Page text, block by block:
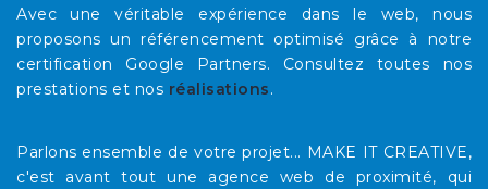
Avec une véritable expérience dans le web, nous
proposons un référencement optimisé grâce à notre
certification Google Partners. Consultez toutes nos
prestations et nos réalisations.
Parlons ensemble de votre projet... MAKE IT CREATIVE,
c'est avant tout une agence web de proximité, qui